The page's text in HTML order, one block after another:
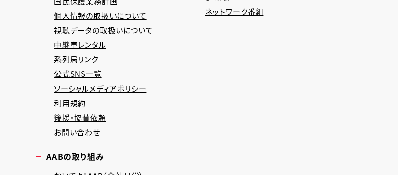
個人情報の取扱いについて
視聴データの取扱いについて
中継車レンタル
系列局リンク
公式SNS一覧
ソーシャルメディアポリシー
利用規約
後援・協賛依頼
お問い合わせ
ネットワーク番組
AABの取り組み